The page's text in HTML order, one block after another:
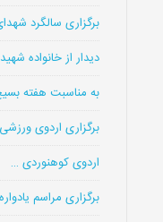
برگزاری سالگرد شهدای
دیدار از خانواده
به مناسبت هفته
برگزاری اردوی
اردوی کوهنوردی …
برگزاری مراسم